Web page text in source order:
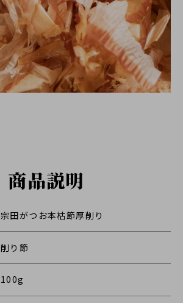
商品説明
宗田がつお本枯節厚削り
削り節
100g